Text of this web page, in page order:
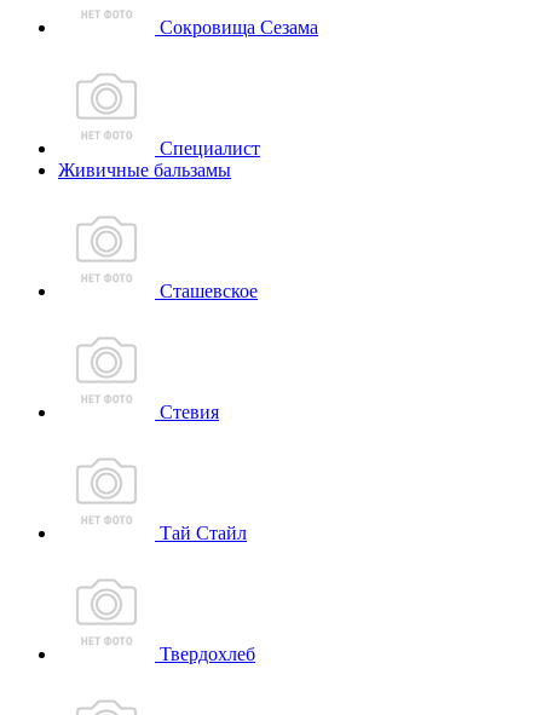
Сокровища Сезама
Специалист
Живичные бальзамы
Сташевское
Стевия
Тай Стайл
Твердохлеб